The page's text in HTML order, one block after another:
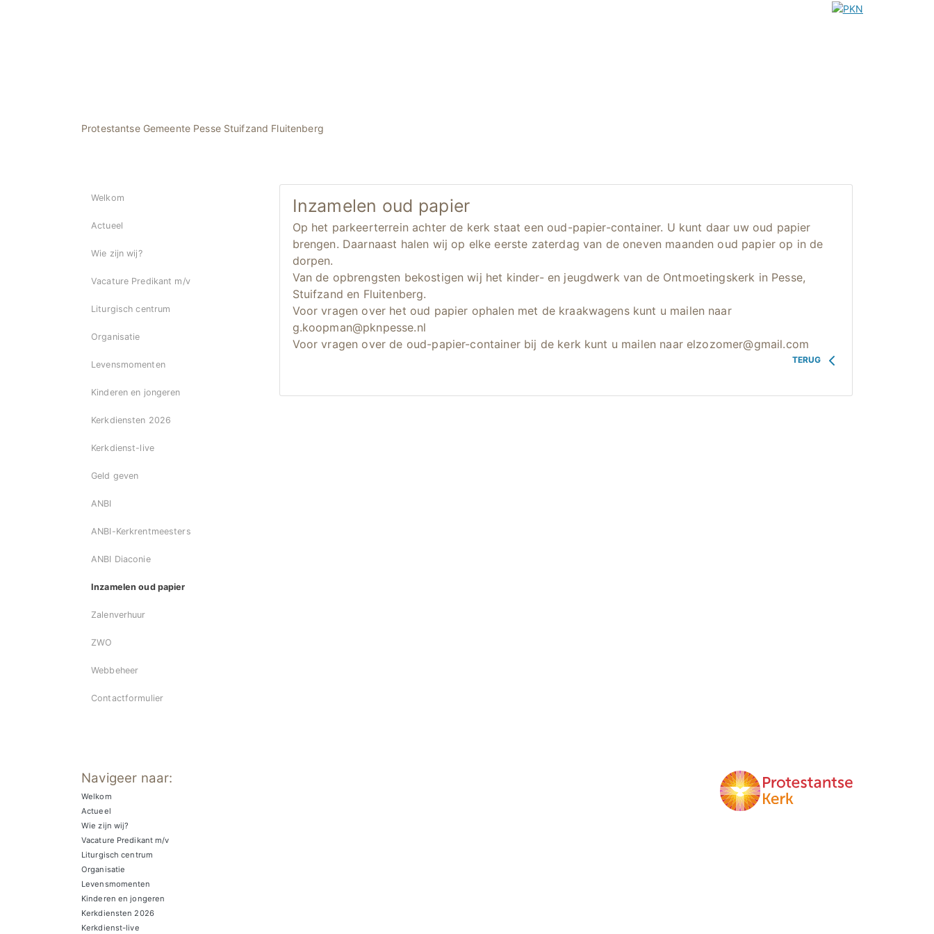
Protestantse Gemeente Pesse Stuifzand Fluitenberg
Welkom
Actueel
Wie zijn wij?
Vacature Predikant m/v
Liturgisch centrum
Organisatie
Levensmomenten
Kinderen en jongeren
Kerkdiensten 2026
Kerkdienst-live
Geld geven
ANBI
ANBI-Kerkrentmeesters
ANBI Diaconie
Inzamelen oud papier
Zalenverhuur
ZWO
Webbeheer
Contactformulier
Inzamelen oud papier
Op het parkeerterrein achter de kerk staat een oud-papier-container. U kunt daar uw oud papier
brengen. Daarnaast halen wij op elke eerste zaterdag van de oneven maanden oud papier op in de
dorpen.
Van de opbrengsten bekostigen wij het kinder- en jeugdwerk van de Ontmoetingskerk in Pesse,
Stuifzand en Fluitenberg.
Voor vragen over het oud papier ophalen met de kraakwagens kunt u mailen naar
g.koopman@pknpesse.nl
Voor vragen over de oud-papier-container bij de kerk kunt u mailen naar elzozomer@gmail.com
TERUG
Navigeer naar:
Welkom
Actueel
Wie zijn wij?
Vacature Predikant m/v
Liturgisch centrum
Organisatie
Levensmomenten
Kinderen en jongeren
Kerkdiensten 2026
Kerkdienst-live